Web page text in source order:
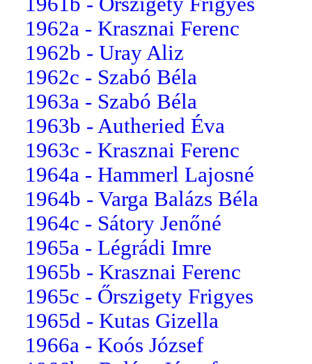
1962a - Krasznai Ferenc
1962b - Uray Aliz
1962c - Szabó Béla
1963a - Szabó Béla
1963b - Autheried Éva
1963c - Krasznai Ferenc
1964a - Hammerl Lajosné
1964b - Varga Balázs Béla
1964c - Sátory Jenőné
1965a - Légrádi Imre
1965b - Krasznai Ferenc
1965c - Őrszigety Frigyes
1965d - Kutas Gizella
1966a - Koós József